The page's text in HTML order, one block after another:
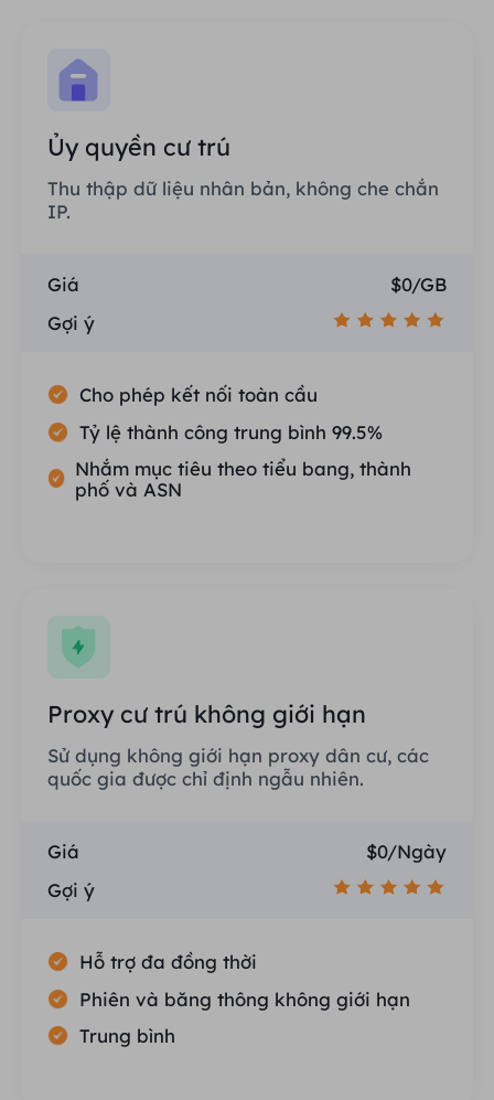
Ủy quyền cư trú
Thu thập dữ liệu nhân bản, không che chắn
IP.
Giá
$0/GB
Gợi ý
Cho phép kết nối toàn cầu
Tỷ lệ thành công trung bình 99.5%
Nhắm mục tiêu theo tiểu bang, thành
phố và ASN
Proxy cư trú không giới hạn
Sử dụng không giới hạn proxy dân cư, các
quốc gia được chỉ định ngẫu nhiên.
Giá
$0/Ngày
Gợi ý
Hỗ trợ đa đồng thời
Phiên và băng thông không giới hạn
Trung bình